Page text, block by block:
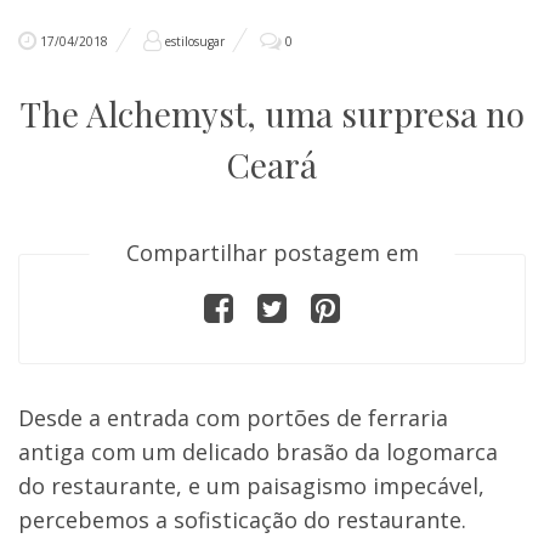
17/04/2018 estilosugar 0
The Alchemyst, uma surpresa no
Ceará
Compartilhar postagem em
Desde a entrada com portões de ferraria
antiga com um delicado brasão da logomarca
do restaurante, e um paisagismo impecável,
percebemos a sofisticação do restaurante.